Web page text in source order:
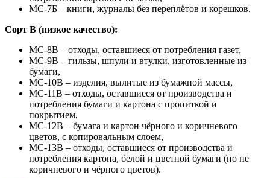
МС-7Б – книги, журналы без переплётов и корешков.
Сорт В (низкое качество):
МС-8В – отходы, оставшиеся от потребления газет,
МС-9В – гильзы, шпули и втулки, изготовленные из
бумаги,
МС-10В – изделия, вылитые из бумажной массы,
МС-11В – отходы, оставшиеся от производства и
потребления бумаги и картона с пропиткой и
покрытием,
МС-12В – бумага и картон чёрного и коричневого
цветов, с копировальным слоем,
МС-13В – отходы, оставшиеся от производства и
потребления картона, белой и цветной бумаги (но не
коричневого и чёрного цветов).